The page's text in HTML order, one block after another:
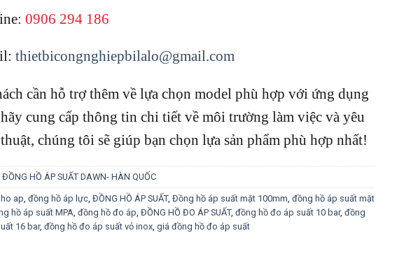
0906 294 186
thietbicongnghiepbilalo@gmail.com
cần hỗ trợ thêm về lựa chọn model phù hợp với ứng dụng
cung cấp thông tin chi tiết về môi trường làm việc và yêu
chúng tôi sẽ giúp bạn chọn lựa sản phẩm phù hợp nhất!
ĐỒNG HỒ ÁP SUẤT DAWN- HÀN QUỐC
ap đồng hồ áp lực ĐỒNG HỒ ÁP SUẤT, Đồng hồ áp suất mặt 100mm đồng hồ áp suất mặt
hồ áp suất MPA đồng hồ đo áp ĐỒNG HỒ ĐO ÁP SUẤT, đồng hồ đo áp suất 10 bar, đồng
16 bar, đồng hồ đo áp suất vỏ inox giá đồng hồ đo áp suất